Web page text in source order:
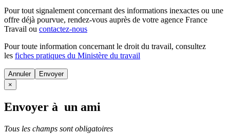
Pour tout signalement concernant des informations inexactes ou une
offre déjà pourvue, rendez-vous auprès de votre agence France
Travail ou contactez-nous
Pour toute information concernant le droit du travail, consultez
les fiches pratiques du Ministère du travail
Annuler
×
Envoyer à un ami
Tous les champs sont obligatoires